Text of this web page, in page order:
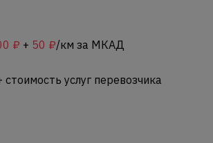
₽ + 50 ₽/км за МКАД
стоимость услуг перевозчика